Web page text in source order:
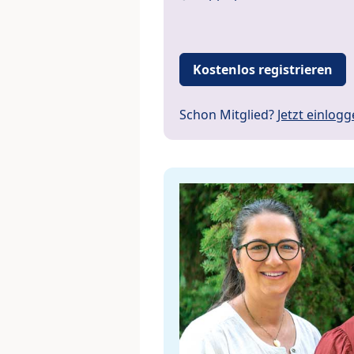
Kostenlos registrieren
Schon Mitglied? Jetzt